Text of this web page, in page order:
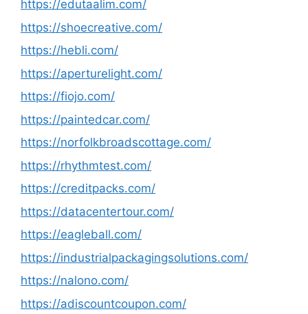
https://edutaalim.com/
https://shoecreative.com/
https://hebli.com/
https://aperturelight.com/
https://fiojo.com/
https://paintedcar.com/
https://norfolkbroadscottage.com/
https://rhythmtest.com/
https://creditpacks.com/
https://datacentertour.com/
https://eagleball.com/
https://industrialpackagingsolutions.com/
https://nalono.com/
https://adiscountcoupon.com/